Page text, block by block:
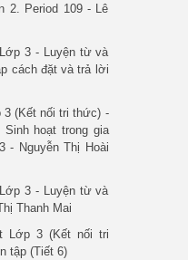
2. Period 109 - Lê
3 - Luyện từ và
cách đặt và trả lời
3 (Kết nối tri thức) -
hoạt trong gia
- Nguyễn Thị Hoài
3 - Luyện từ và
Thanh Mai
Lớp 3 (Kết nối tri
tập (Tiết 6)